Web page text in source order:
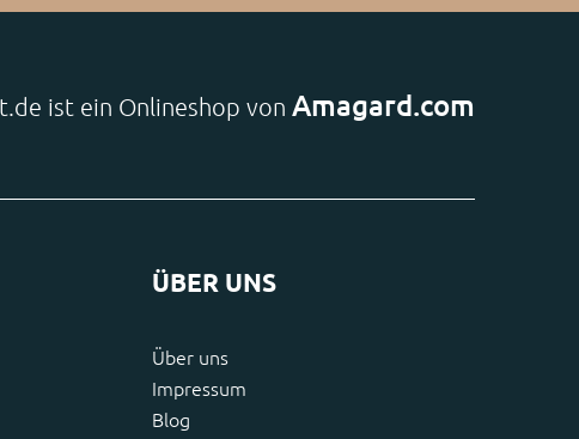
ist ein Onlineshop von Amagard.com
ÜBER UNS
Über uns
Impressum
Blog